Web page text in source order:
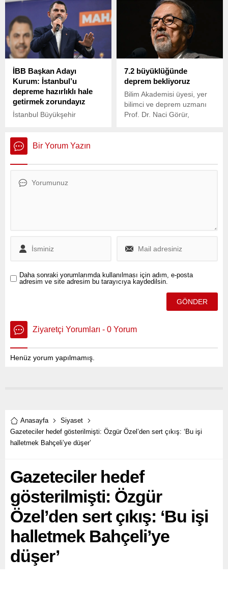
yaparak, CHP İstanbul İl
Örgütü'nün saat 10.00'da
Saraçhane'de buluşarak
Taksim'e yürüyeceğini
duyurdu. İçişleri Bakanı Ali
kutlamaları için Taksim
Meydanı'nda toplanılmasına
izin vermeyeceklerini
açıklamıştı.
vatandaşlar için ücretsiz
olarak verilen kurslar, Eylül
ayına kadar devam edecek.
İBB Başkan Adayı
Kurum: İstanbul’u
depreme hazırlıklı hale
getirmek zorundayız
İstanbul Büyükşehir
Üsküdar'da düzenlenen
'Kahramanmaraşlılar ile
Sahur Sofrası' programında
geldi. Programda yaptığı
7.2 büyüklüğünde
deprem bekliyoruz
Bilim Akademisi üyesi, yer
bilimci ve deprem uzmanı
Prof. Dr. Naci Görür,
Erken uyarı sisteminin
Bir Yorum Yazın
Daha sonraki yorumlarımda kullanılması için adım, e-posta
adresim ve site adresim bu tarayıcıya kaydedilsin.
Ziyaretçi Yorumları - 0 Yorum
Henüz yorum yapılmamış.
Anasayfa
Siyaset
Gazeteciler hedef gösterilmişti: Özgür Özel’den sert çıkış: ‘Bu işi
halletmek Bahçeli’ye düşer’
Gazeteciler hedef
gösterilmişti: Özgür
Özel’den sert çıkış: ‘Bu işi
halletmek Bahçeli’ye
düşer’